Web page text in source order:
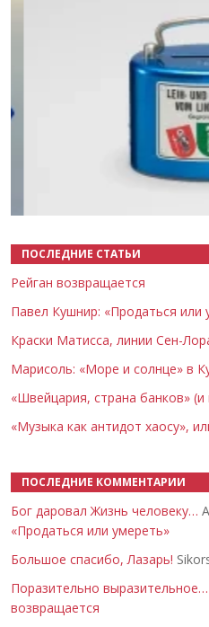
ПОСЛЕДНИЕ СТАТЬИ
Рейган возвращается
Павел Кушнир: «Продаться или
Краски Матисса, линии Сен-
Марисоль: «Море и солнце» в
«Швейцария, страна банков» (и
«Музыка как антидот хаосу»,
ПОСЛЕДНИЕ КОММЕНТАРИИ
Бог даровал Жизнь человеку…
«Продаться или умереть»
Большое спасибо, Лазарь!
Поразительно выразительное…
возвращается